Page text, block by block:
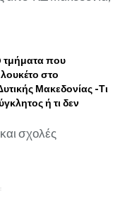
τμήματα που
στο
Μακεδονίας -Τι
ή τι δεν
σχολές